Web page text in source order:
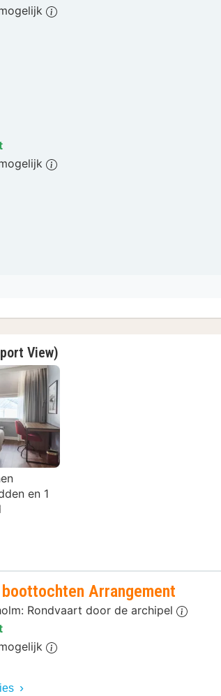
View)
en 1
Arrangement
Rondvaart door de archipel